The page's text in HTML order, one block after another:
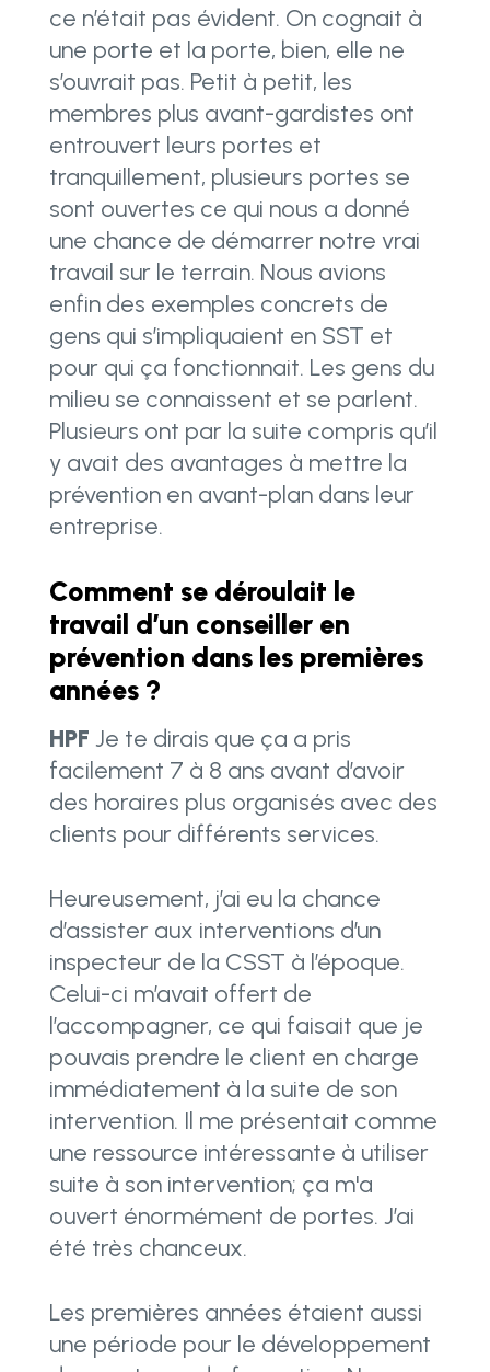
ce n’était pas évident. On cognait à
une porte et la porte, bien, elle ne
s’ouvrait pas. Petit à petit, les
membres plus avant-gardistes ont
entrouvert leurs portes et
tranquillement, plusieurs portes se
sont ouvertes ce qui nous a donné
une chance de démarrer notre vrai
travail sur le terrain. Nous avions
enfin des exemples concrets de
gens qui s’impliquaient en SST et
pour qui ça fonctionnait. Les gens du
milieu se connaissent et se parlent.
Plusieurs ont par la suite compris qu’il
y avait des avantages à mettre la
prévention en avant-plan dans leur
entreprise.
Comment se déroulait le
travail d’un conseiller en
prévention dans les premières
années ?
HPF Je te dirais que ça a pris
facilement 7 à 8 ans avant d’avoir
des horaires plus organisés avec des
clients pour différents services.
Heureusement, j’ai eu la chance
d’assister aux interventions d’un
inspecteur de la CSST à l’époque.
Celui-ci m’avait offert de
l’accompagner, ce qui faisait que je
pouvais prendre le client en charge
immédiatement à la suite de son
intervention. Il me présentait comme
une ressource intéressante à utiliser
suite à son intervention; ça m'a
ouvert énormément de portes. J’ai
été très chanceux.
Les premières années étaient aussi
une période pour le développement